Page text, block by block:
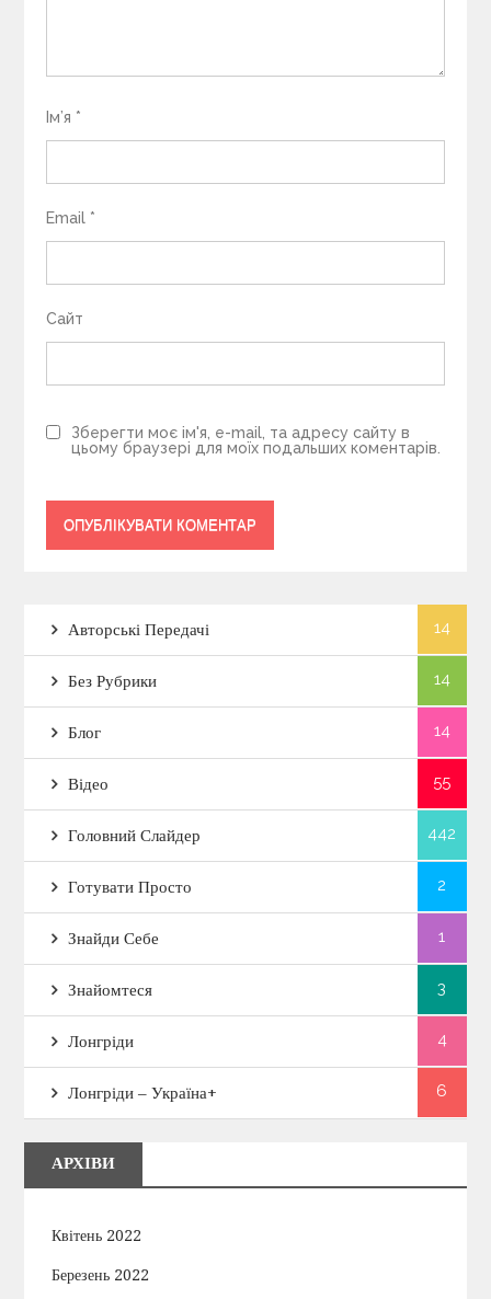
Ім’я *
Email *
Сайт
Зберегти моє ім'я, e-mail, та адресу сайту в
цьому браузері для моїх подальших коментарів.
Авторські Передачі 14
Без Рубрики 14
Блог 14
Відео 55
Головний Слайдер 442
Готувати Просто 2
Знайди Себе 1
Знайомтеся 3
Лонгріди 4
Лонгріди – Україна+ 6
АРХІВИ
Квітень 2022
Березень 2022